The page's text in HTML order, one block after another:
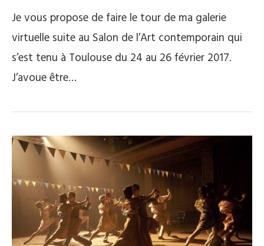
Je vous propose de faire le tour de ma galerie
virtuelle suite au Salon de l’Art contemporain qui
s’est tenu à Toulouse du 24 au 26 février 2017.
J’avoue être…